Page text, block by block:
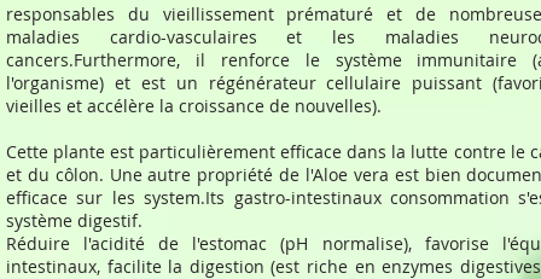
responsables du vieillissement prématuré et de
maladies cardio-vasculaires et les maladies
cancers.Furthermore, il renforce le système immunitaire
l'organisme) et est un régénérateur cellulaire puissant
vieilles et accélère la croissance de nouvelles).
Cette plante est particulièrement efficace dans la lutte contre le
et du côlon. Une autre propriété de l'Aloe vera est bien
efficace sur les system.Its gastro-intestinaux consommation
système digestif.
Réduire l'acidité de l'estomac (pH normalise), favorise
intestinaux, facilite la digestion (est riche en enzymes